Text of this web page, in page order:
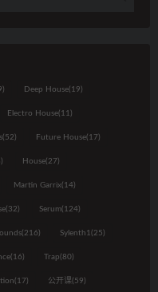
Deep House(19)
Electro House(11)
(52) Future House(17)
House(27)
Martin Garrix(14)
(32) Serum(124)
(216) Sylenth1(25)
(16) Trap(80)
(17) 公开课(59)